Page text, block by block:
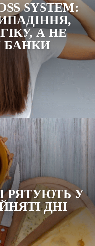
SYSTEM:
А НЕ
БАНКИ
РЯТУЮТЬ У
ДНІ